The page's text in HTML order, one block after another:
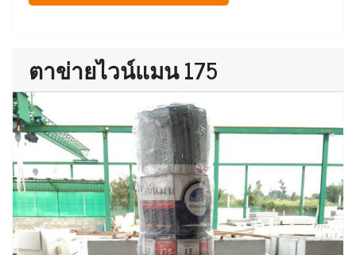
ตาข่ายไวน์แมน 175